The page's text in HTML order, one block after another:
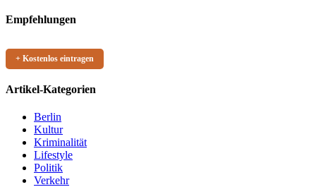
Empfehlungen
+ Kostenlos eintragen
Artikel-Kategorien
Berlin
Kultur
Kriminalität
Lifestyle
Politik
Verkehr